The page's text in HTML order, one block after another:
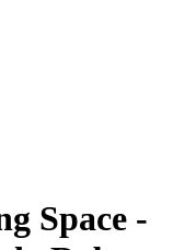
Space -